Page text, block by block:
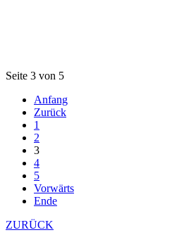
Seite 3 von 5
Anfang
Zurück
1
2
3
4
5
Vorwärts
Ende
ZURÜCK